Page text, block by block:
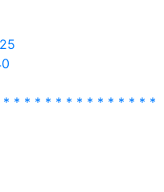
* * * * * * * * * * * * * *